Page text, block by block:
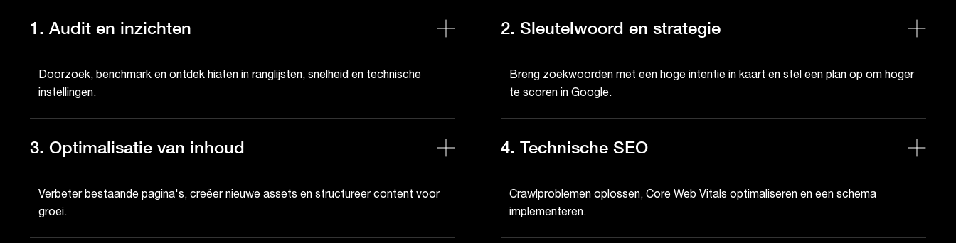
1. Audit en inzichten
Doorzoek, benchmark en ontdek hiaten in ranglijsten, snelheid en technische
instellingen.
3. Optimalisatie van inhoud
Verbeter bestaande pagina's, creëer nieuwe assets en structureer content voor
groei.
2. Sleutelwoord en strategie
Breng zoekwoorden met een hoge intentie in kaart en stel een plan op om hoger
te scoren in Google.
4. Technische SEO
Crawlproblemen oplossen, Core Web Vitals optimaliseren en een schema
implementeren.